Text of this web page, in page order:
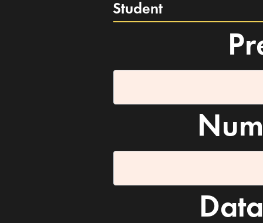
Student